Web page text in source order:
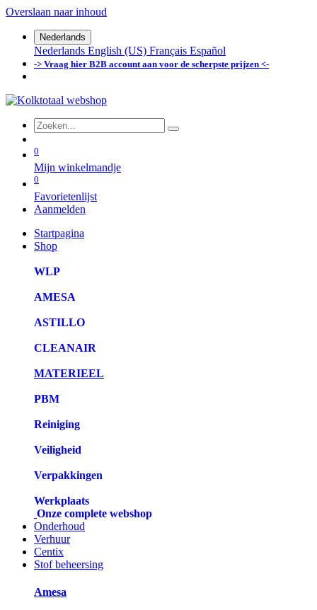
Overslaan naar inhoud
Nederlands
Nederlands English (US) Français Español
-> Vraag hier B2B account aan voor de scherpste prijzen <-
0
Mijn winkelmandje
0
Favorietenlijst
Aanmelden
Startpagina
Shop
WLP
AMESA
ASTILLO
CLEANAIR
MATERIEEL
PBM
Reiniging
Veiligheid
Verpakkingen
Werkplaats
Onze complete webshop
Onderhoud
Verhuur
Centix
Stof beheersing
Amesa